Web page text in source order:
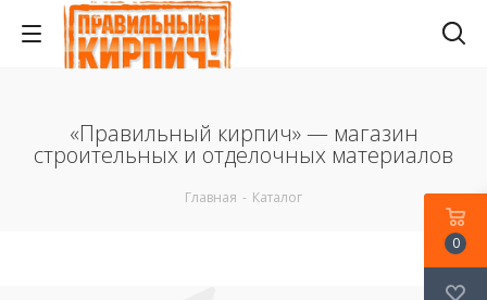
«Правильный кирпич» — магазин
строительных и отделочных материалов
Главная - Каталог
0